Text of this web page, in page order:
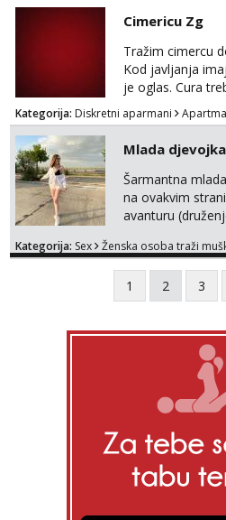
ispod i nadji me
Cimericu Zg
Tražim cimercu
Kod javljanja
je oglas. Cura
uredna, bez
Kategorija: Diskretni aparmani
Mlada
Šarmantna
na ovakvim
avanturu
Kategorija: Sex Ženska osoba traži
1 2 3